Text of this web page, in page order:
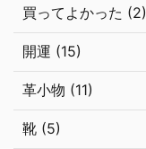
買ってよかった (2)
開運 (15)
革小物 (11)
靴 (5)